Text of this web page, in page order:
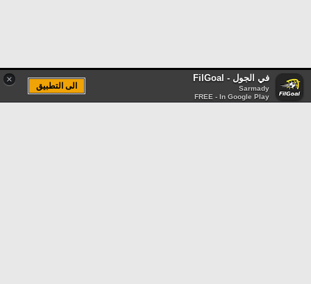
× في الجول - FilGoal
Sarmady
FREE - In Google Play
الى التطبيق